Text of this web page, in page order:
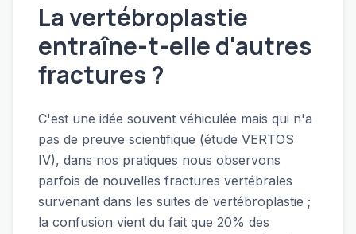
La vertébroplastie
entraîne-t-elle d'autres
fractures ?
C'est une idée souvent véhiculée mais qui n'a
pas de preuve scientifique (étude VERTOS
IV), dans nos pratiques nous observons
parfois de nouvelles fractures vertébrales
survenant dans les suites de vertébroplastie ;
la confusion vient du fait que 20% des